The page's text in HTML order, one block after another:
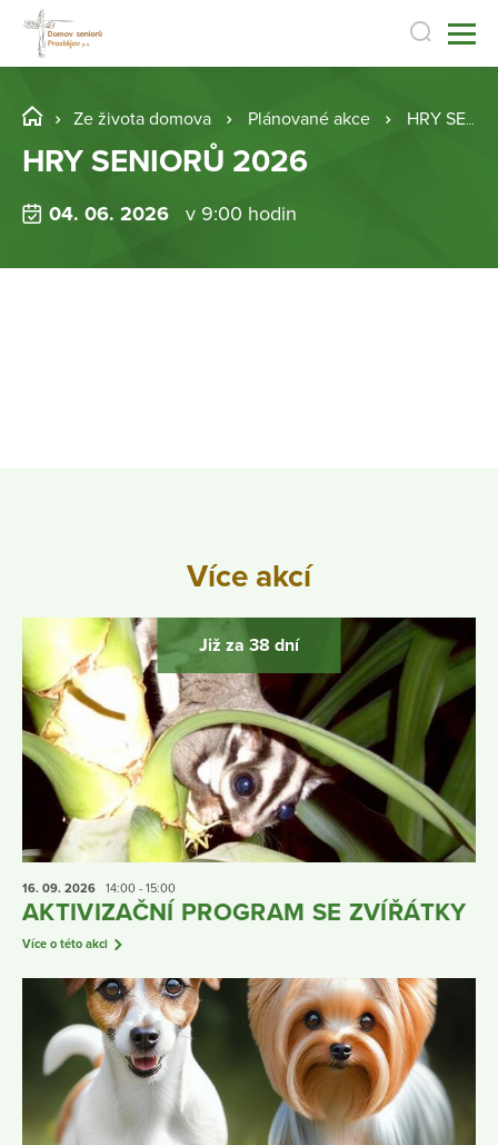
Ze života domova Plánované akce HRY SENIORŮ 2026
HRY SENIORŮ 2026
04. 06. 2026 v 9:00 hodin
Více akcí
Již za 38 dní
16. 09. 2026 14:00 - 15:00
AKTIVIZAČNÍ PROGRAM SE ZVÍŘÁTKY
Více o této akci